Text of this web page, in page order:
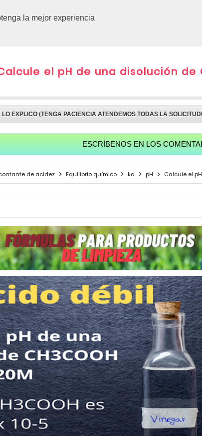
la mejor experiencia
el pH de una disolución de
EXPLICO (TENGA PACIENCIA ATENDEMOS TODAS LA
ESCRÍBENOS EN LOS COMENTARIOS
de acidez Equilibrio químico ka pH Calcule el pH de una